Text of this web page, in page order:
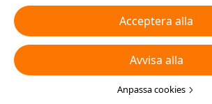
”Avvisa alla” icke-nödvändiga cookies och
typer av cookies du vill acceptera eller
klicka på ”Anpassa cookies” nedan, eller
detta i dina sekretessinställningar. Vi
spårningsändamål i iOS-appen. För mer
cookies och liknande tekniker.
Acceptera alla
Avvisa alla
Anpassa cookies